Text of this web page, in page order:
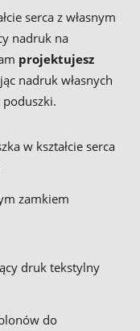
serca z własnym
nadruk na
projektujesz
nadruk własnych
w kształcie serca
zamkiem
druk tekstylny
do